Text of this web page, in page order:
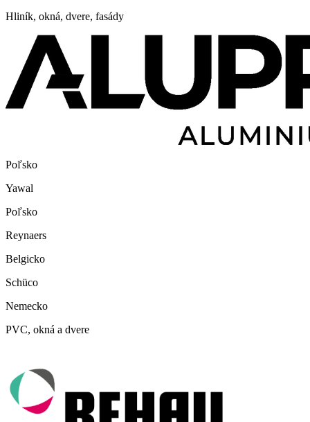
Hliník, okná, dvere, fasády
Poľsko
Yawal
Poľsko
Reynaers
Belgicko
Schüco
Nemecko
PVC, okná a dvere